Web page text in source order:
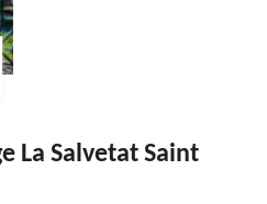
La Salvetat Saint